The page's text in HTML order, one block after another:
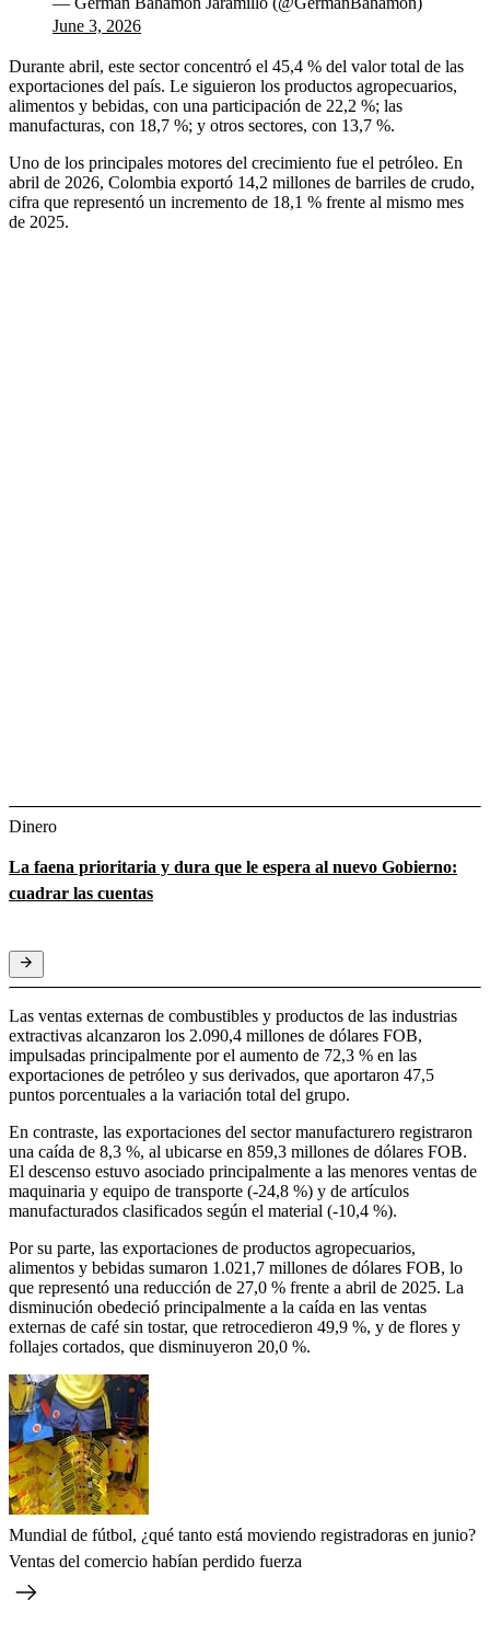
June 3, 2026
Durante abril, este sector concentró el 45,4 % del valor total de las
exportaciones del país. Le siguieron los productos agropecuarios,
alimentos y bebidas, con una participación de 22,2 %; las
manufacturas, con 18,7 %; y otros sectores, con 13,7 %.
Uno de los principales motores del crecimiento fue el petróleo. En
abril de 2026, Colombia exportó 14,2 millones de barriles de crudo,
cifra que representó un incremento de 18,1 % frente al mismo mes
de 2025.
Dinero
La faena prioritaria y dura que le espera al nuevo Gobierno:
cuadrar las cuentas
Las ventas externas de combustibles y productos de las industrias
extractivas alcanzaron los 2.090,4 millones de dólares FOB,
impulsadas principalmente por el aumento de 72,3 % en las
exportaciones de petróleo y sus derivados, que aportaron 47,5
puntos porcentuales a la variación total del grupo.
En contraste, las exportaciones del sector manufacturero registraron
una caída de 8,3 %, al ubicarse en 859,3 millones de dólares FOB.
El descenso estuvo asociado principalmente a las menores ventas de
maquinaria y equipo de transporte (-24,8 %) y de artículos
manufacturados clasificados según el material (-10,4 %).
Por su parte, las exportaciones de productos agropecuarios,
alimentos y bebidas sumaron 1.021,7 millones de dólares FOB, lo
que representó una reducción de 27,0 % frente a abril de 2025. La
disminución obedeció principalmente a la caída en las ventas
externas de café sin tostar, que retrocedieron 49,9 %, y de flores y
follajes cortados, que disminuyeron 20,0 %.
Mundial de fútbol, ¿qué tanto está moviendo registradoras en junio?
Ventas del comercio habían perdido fuerza